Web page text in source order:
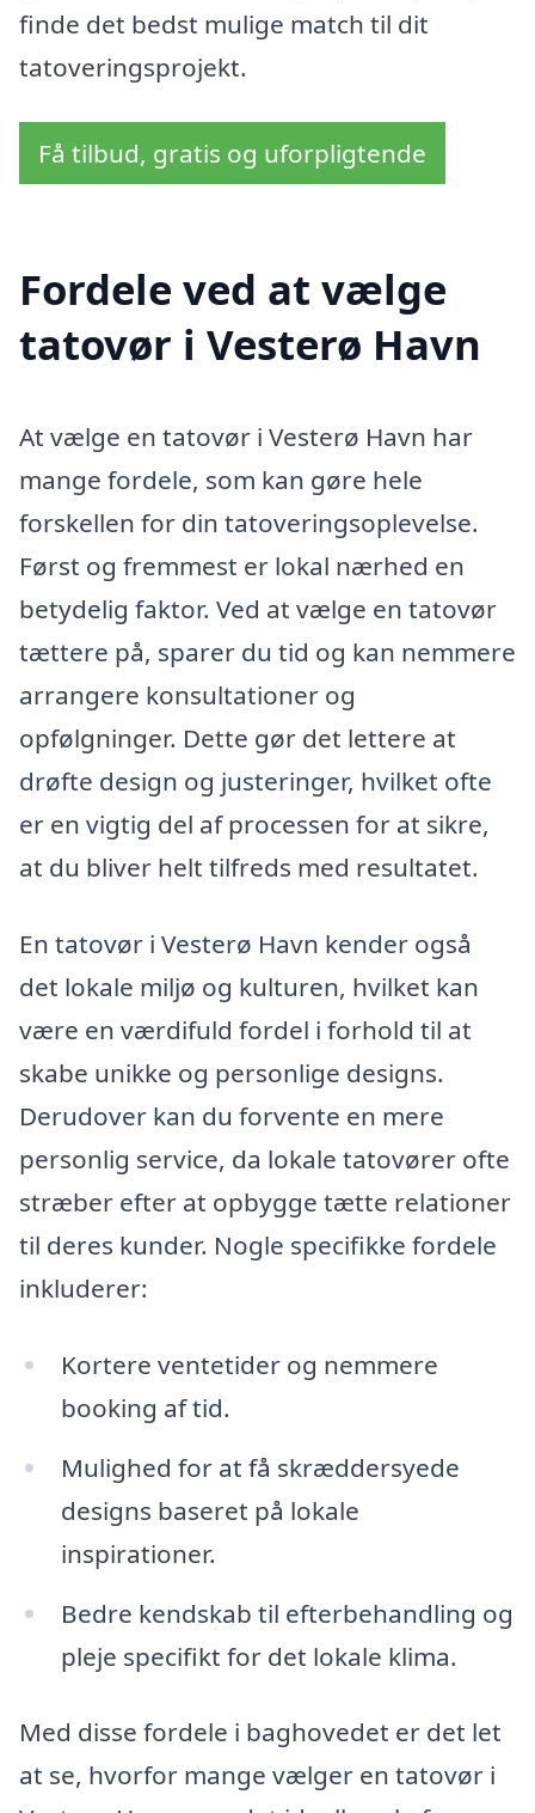
finde det bedst mulige match til dit
tatoveringsprojekt.
Få tilbud, gratis og uforpligtende
Fordele ved at vælge
tatovør i Vesterø Havn
At vælge en tatovør i Vesterø Havn har
mange fordele, som kan gøre hele
forskellen for din tatoveringsoplevelse.
Først og fremmest er lokal nærhed en
betydelig faktor. Ved at vælge en tatovør
tættere på, sparer du tid og kan nemmere
arrangere konsultationer og
opfølgninger. Dette gør det lettere at
drøfte design og justeringer, hvilket ofte
er en vigtig del af processen for at sikre,
at du bliver helt tilfreds med resultatet.
En tatovør i Vesterø Havn kender også
det lokale miljø og kulturen, hvilket kan
være en værdifuld fordel i forhold til at
skabe unikke og personlige designs.
Derudover kan du forvente en mere
personlig service, da lokale tatovører ofte
stræber efter at opbygge tætte relationer
til deres kunder. Nogle specifikke fordele
inkluderer:
Kortere ventetider og nemmere
booking af tid.
Mulighed for at få skræddersyede
designs baseret på lokale
inspirationer.
Bedre kendskab til efterbehandling og
pleje specifikt for det lokale klima.
Med disse fordele i baghovedet er det let
at se, hvorfor mange vælger en tatovør i